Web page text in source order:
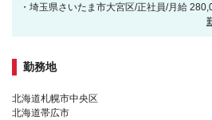
・埼玉県さいたま市大宮区/正社員/月給
勤務地
北海道札幌市中央区
北海道帯広市